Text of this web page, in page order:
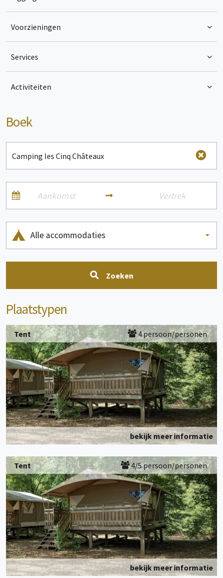
sanitair, voor een unieke ervaring!
Een ideale locatie
In de onmiddellijke nabijheid van de dorpen Castelnaud-la-
Chapelle en Beynac kunt u de markten, winkels, restaurants
en toeristische bezienswaardigheden te voet of per fiets
bereiken, zonder uw voertuig te hoeven nemen. Een echte
troef voor een serene en ecologische vakantie!
De geest van Les Cinq Châteaux
Schaduwrijk... Ruim... Feel good... Gezinsvriendelijk.
Onze camping geeft prioriteit aan gezelligheid, authenticiteit
Voorzieningen
Services
Activiteiten
Boek
Alle accommodaties
Zoeken
Plaatstypen
Tent 4 persoon/personen
bekijk meer informatie
Tent 4/5 persoon/personen
bekijk meer informatie